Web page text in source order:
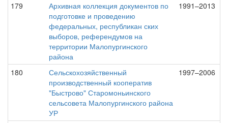
179
Архивная коллекция документов по
подготовке и проведению
федеральных, республикан ских
выборов, референдумов на
территории Малопургинского
района
1991–2013
180
Сельскохозяйственный
производственный кооператив
"Быстрово" Старомоньинского
сельсовета Малопургинского района
УР
1997–2006